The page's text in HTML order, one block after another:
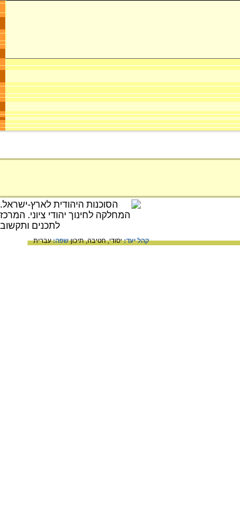
קהל יעד:יסודי,חטיבה,תיכוןשפה:עברית